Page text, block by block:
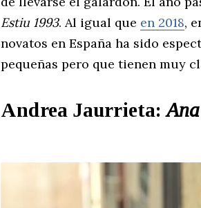
Estiu 1993. Al igual que en 2018,
novatos en España ha sido
pequeñas pero que tienen muy
Andrea Jaurrieta: